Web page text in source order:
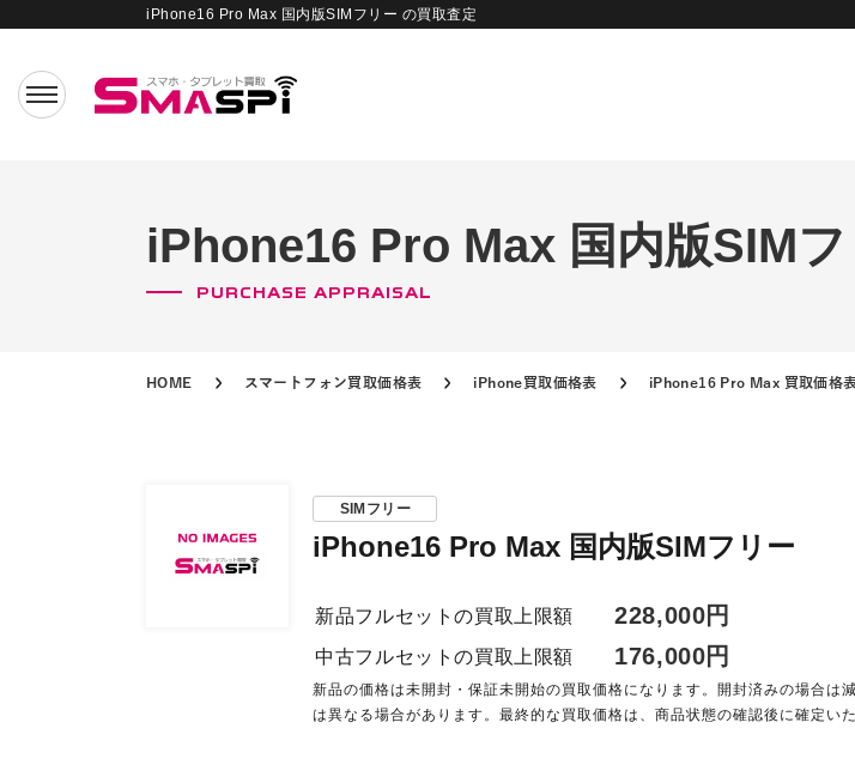
iPhone16 Pro Max 国内版SIMフリー の買取査定
iPhone16 Pro Max 国内版SIM
PURCHASE APPRAISAL
HOME スマートフォン買取価格表 iPhone買取価格表 iPhone16 Pro Max 買取価格
SIMフリー
iPhone16 Pro Max 国内版SIMフリー
新品フルセットの買取上限額 228,000円
中古フルセットの買取上限額 176,000円
新品の価格は未開封・保証未開始の買取価格になります。開封済みの場合
は異なる場合があります。最終的な買取価格は、商品状態の確認後に確定い